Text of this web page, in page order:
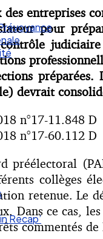
Recap’
des entreprises
pour
devrait
n°17-11.848 D
n°17-60.112 D
préélectoral
collèges
retenue. Le
Dans ce cas,
commentés